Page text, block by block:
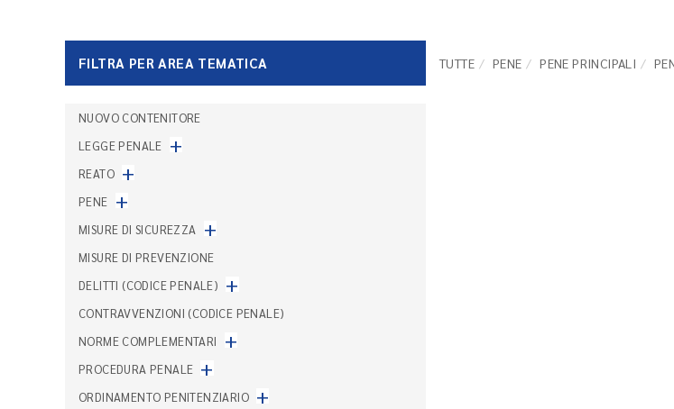
FILTRA PER AREA TEMATICA TUTTE PENE PENE PRINCIPALI
NUOVO CONTENITORE
LEGGE PENALE +
REATO +
PENE +
MISURE DI SICUREZZA +
MISURE DI PREVENZIONE
DELITTI (CODICE PENALE) +
CONTRAVVENZIONI (CODICE PENALE)
NORME COMPLEMENTARI
+
PROCEDURA PENALE +
ORDINAMENTO PENITENZIARIO +